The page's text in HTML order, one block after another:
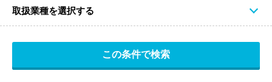
取扱業種を選択する